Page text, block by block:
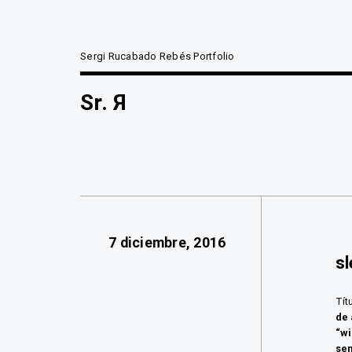
Sergi Rucabado Rebés Portfolio
Sr. Я
7 diciembre, 2016
de